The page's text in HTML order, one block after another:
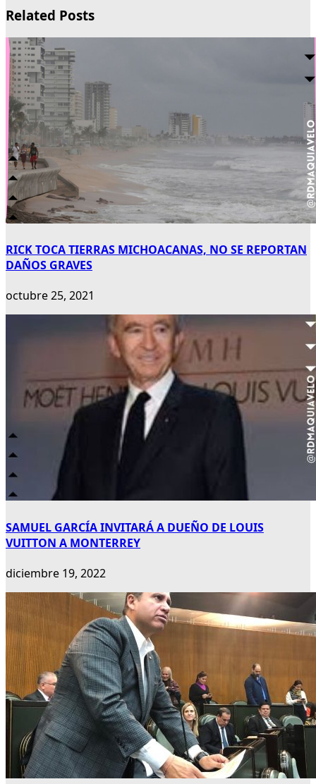
Related Posts
RICK TOCA TIERRAS MICHOACANAS, NO SE REPORTAN
DAÑOS GRAVES
octubre 25, 2021
SAMUEL GARCÍA INVITARÁ A DUEÑO DE LOUIS
VUITTON A MONTERREY
diciembre 19, 2022